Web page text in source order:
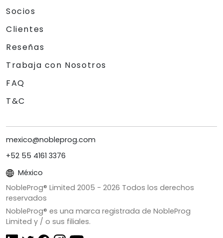
Socios
Clientes
Reseñas
Trabaja con Nosotros
FAQ
T&C
mexico@nobleprog.com
+52 55 4161 3376
México
NobleProg® Limited 2005 - 2026 Todos los derechos
reservados
NobleProg® es una marca registrada de NobleProg
Limited y / o sus filiales.